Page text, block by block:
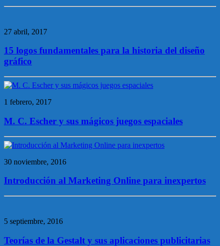
27 abril, 2017
15 logos fundamentales para la historia del diseño
gráfico
1 febrero, 2017
M. C. Escher y sus mágicos juegos espaciales
30 noviembre, 2016
Introducción al Marketing Online para inexpertos
5 septiembre, 2016
Teorías de la Gestalt y sus aplicaciones publicitarias